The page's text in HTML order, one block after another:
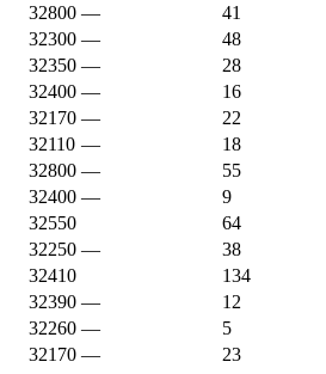
32800 —
41
32300 —
48
32350 —
28
32400 —
16
32170 —
22
32110 —
18
32800 —
55
32400 —
9
32550
64
32250 —
38
32410
134
32390 —
12
32260 —
5
32170 —
23